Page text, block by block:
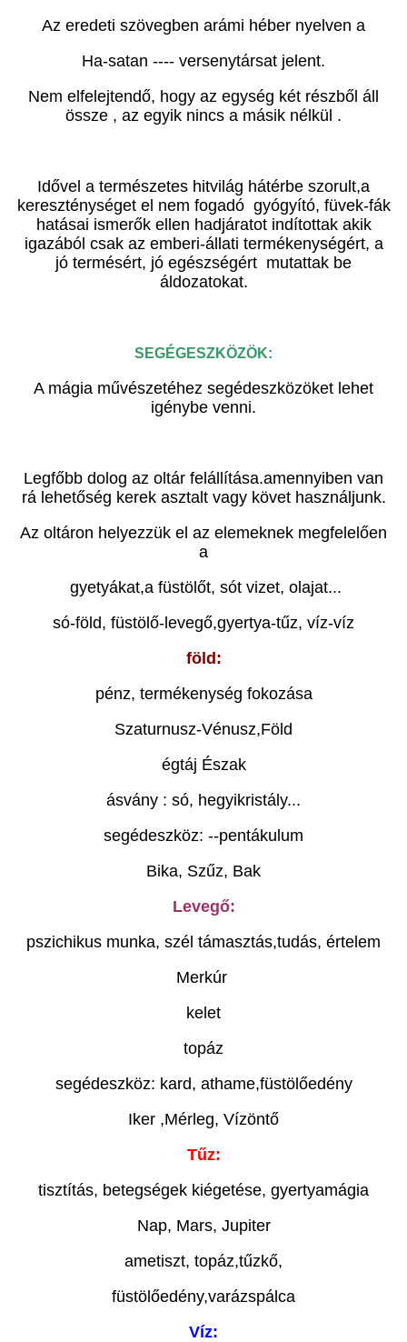
Az eredeti szövegben arámi héber nyelven a
Ha-satan ---- versenytársat jelent.
Nem elfelejtendő, hogy az egység két részből áll
össze , az egyik nincs a másik nélkül .
Idővel a természetes hitvilág hátérbe szorult,a
kereszténységet el nem fogadó gyógyító, füvek-fák
hatásai ismerők ellen hadjáratot indítottak akik
igazából csak az emberi-állati termékenységért, a
jó termésért, jó egészségért mutattak be
áldozatokat.
SEGÉGESZKÖZÖK:
A mágia művészetéhez segédeszközöket lehet
igénybe venni.
Legfőbb dolog az oltár felállítása.amennyiben van
rá lehetőség kerek asztalt vagy követ használjunk.
Az oltáron helyezzük el az elemeknek megfelelően
a
gyetyákat,a füstölőt, sót vizet, olajat...
só-föld, füstölő-levegő,gyertya-tűz, víz-víz
föld:
pénz, termékenység fokozása
Szaturnusz-Vénusz,Föld
égtáj Észak
ásvány : só, hegyikristály...
segédeszköz: --pentákulum
Bika, Szűz, Bak
Levegő:
pszichikus munka, szél támasztás,tudás, értelem
Merkúr
kelet
topáz
segédeszköz: kard, athame,füstölőedény
Iker ,Mérleg, Vízöntő
Tűz:
tisztítás, betegségek kiégetése, gyertyamágia
Nap, Mars, Jupiter
ametiszt, topáz,tűzkő,
füstölőedény,varázspálca
Víz: